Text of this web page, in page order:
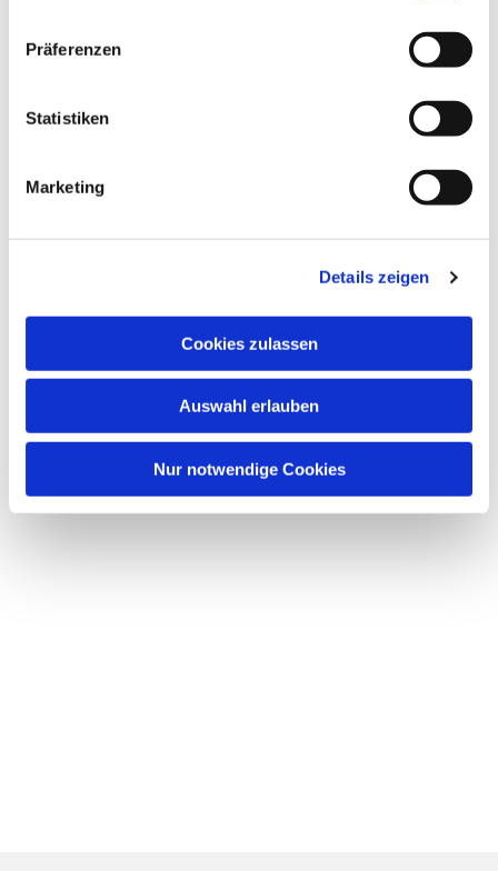
Präferenzen
Statistiken
Marketing
Details zeigen
Cookies zulassen
Auswahl erlauben
Nur notwendige Cookies